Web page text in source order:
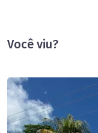
Você viu?